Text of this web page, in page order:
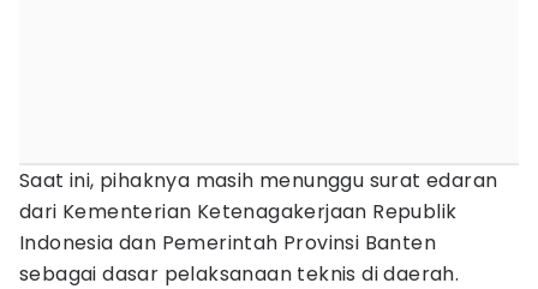
Saat ini, pihaknya masih menunggu surat edaran
dari Kementerian Ketenagakerjaan Republik
Indonesia dan Pemerintah Provinsi Banten
sebagai dasar pelaksanaan teknis di daerah.